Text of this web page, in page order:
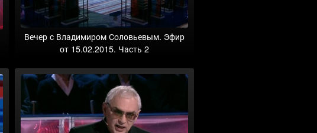
Вечер с Владимиром Соловьевым. Эфир
от 15.02.2015. Часть 2